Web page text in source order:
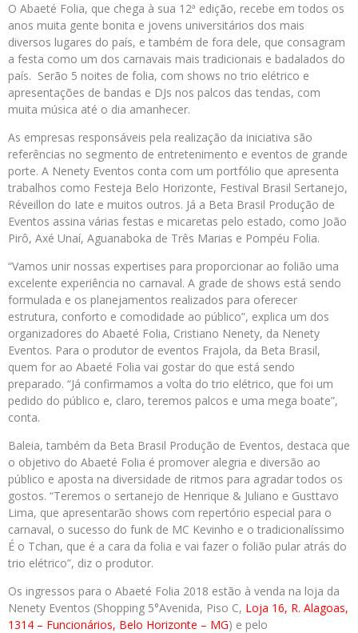
O Abaeté Folia, que chega à sua 12ª edição, recebe em todos os
anos muita gente bonita e jovens universitários dos mais
diversos lugares do país, e também de fora dele, que consagram
a festa como um dos carnavais mais tradicionais e badalados do
país. Serão 5 noites de folia, com shows no trio elétrico e
apresentações de bandas e DJs nos palcos das tendas, com
muita música até o dia amanhecer.
As empresas responsáveis pela realização da iniciativa são
referências no segmento de entretenimento e eventos de grande
porte. A Nenety Eventos conta com um portfólio que apresenta
trabalhos como Festeja Belo Horizonte, Festival Brasil Sertanejo,
Réveillon do Iate e muitos outros. Já a Beta Brasil Produção de
Eventos assina várias festas e micaretas pelo estado, como João
Pirô, Axé Unaí, Aguanaboka de Três Marias e Pompéu Folia.
“Vamos unir nossas expertises para proporcionar ao folião uma
excelente experiência no carnaval. A grade de shows está sendo
formulada e os planejamentos realizados para oferecer
estrutura, conforto e comodidade ao público”, explica um dos
organizadores do Abaeté Folia, Cristiano Nenety, da Nenety
Eventos. Para o produtor de eventos Frajola, da Beta Brasil,
quem for ao Abaeté Folia vai gostar do que está sendo
preparado. “Já confirmamos a volta do trio elétrico, que foi um
pedido do público e, claro, teremos palcos e uma mega boate”,
conta.
Baleia, também da Beta Brasil Produção de Eventos, destaca que
o objetivo do Abaeté Folia é promover alegria e diversão ao
público e aposta na diversidade de ritmos para agradar todos os
gostos. “Teremos o sertanejo de Henrique & Juliano e Gusttavo
Lima, que apresentarão shows com repertório especial para o
carnaval, o sucesso do funk de MC Kevinho e o tradicionalíssimo
É o Tchan, que é a cara da folia e vai fazer o folião pular atrás do
trio elétrico”, diz o produtor.
Os ingressos para o Abaeté Folia 2018 estão à venda na loja da
Nenety Eventos (Shopping 5°Avenida, Piso C, Loja 16, R. Alagoas,
1314 – Funcionários, Belo Horizonte – MG) e pelo